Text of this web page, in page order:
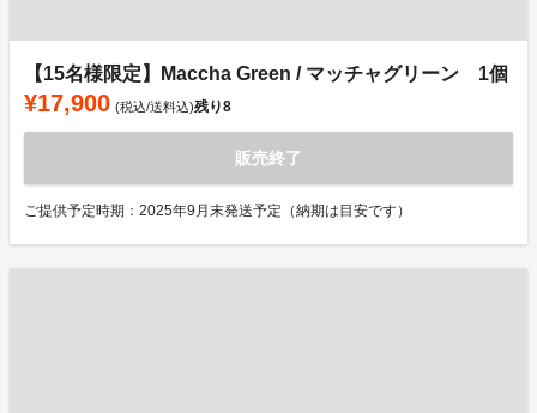
【15名様限定】Maccha Green / マッチャグリーン 1個
¥17,900 (税込/送料込)残り8
販売終了
ご提供予定時期：2025年9月末発送予定（納期は目安です）